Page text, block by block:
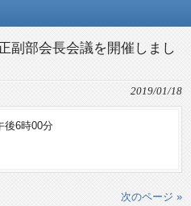
副部会長会議を開催しまし
2019/01/18
後6時00分
次のページ »